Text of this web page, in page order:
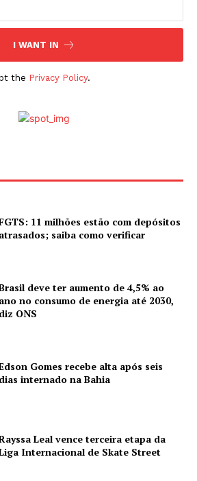
I WANT IN
the Privacy Policy.
11 milhões estão com depósitos
atrasados; saiba como verificar
deve ter aumento de 4,5% ao
ano no consumo de energia até 2030,
diz ONS
Gomes recebe alta após seis
dias internado na Bahia
Leal vence terceira etapa da
Internacional de Skate Street